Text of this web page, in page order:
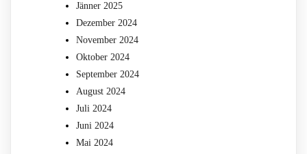
Jänner 2025
Dezember 2024
November 2024
Oktober 2024
September 2024
August 2024
Juli 2024
Juni 2024
Mai 2024